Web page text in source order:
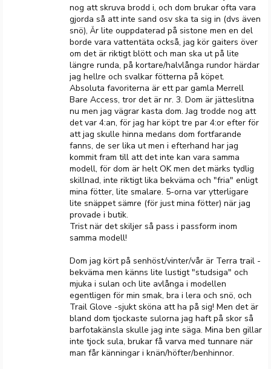
nog att skruva brodd i, och dom brukar ofta vara
gjorda så att inte sand osv ska ta sig in (dvs även
snö), Är lite ouppdaterad på sistone men en del
borde vara vattentäta också, jag kör gaiters över
om det är riktigt blött och man ska ut på lite
längre runda, på kortare/halvlånga rundor härdar
jag hellre och svalkar fötterna på köpet.
Absoluta favoriterna är ett par gamla Merrell
Bare Access, tror det är nr. 3. Dom är jätteslitna
nu men jag vägrar kasta dom. Jag trodde nog att
det var 4:an, för jag har köpt tre par 4:or efter för
att jag skulle hinna medans dom fortfarande
fanns, de ser lika ut men i efterhand har jag
kommit fram till att det inte kan vara samma
modell, för dom är helt OK men det märks tydlig
skillnad, inte riktigt lika bekväma och "fria" enligt
mina fötter, lite smalare. 5-orna var ytterligare
lite snäppet sämre (för just mina fötter) när jag
provade i butik.
Trist när det skiljer så pass i passform inom
samma modell!
Dom jag kört på senhöst/vinter/vår är Terra trail -
bekväma men känns lite lustigt "studsiga" och
mjuka i sulan och lite avlånga i modellen
egentligen för min smak, bra i lera och snö, och
Trail Glove -sjukt sköna att ha på sig! Men det är
bland dom tjockaste sulorna jag haft på skor så
barfotakänsla skulle jag inte säga. Mina ben gillar
inte tjock sula, brukar få varva med tunnare när
man får känningar i knän/höfter/benhinnor.